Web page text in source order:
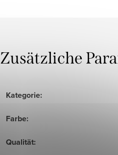
Zusätzliche
Kategorie:
Farbe:
Qualität: